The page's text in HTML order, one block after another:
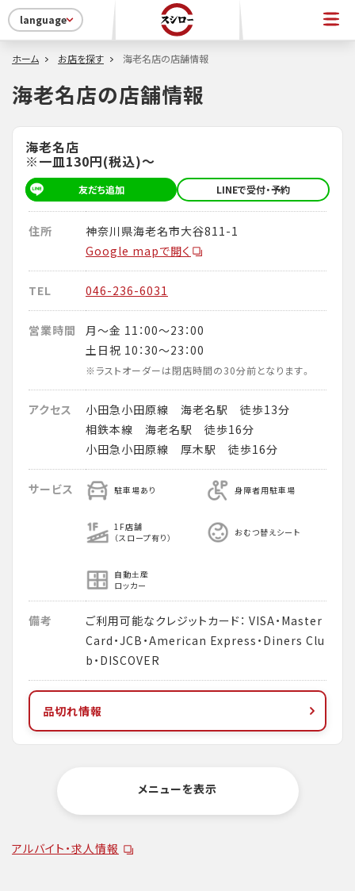
language
ホーム お店を探す 海老名店の店舗情報
海老名店の店舗情報
海老名店
※一皿130円(税込)～
友だち追加 LINEで受付・予約
住所
神奈川県海老名市大谷811-1
Google mapで開く
TEL 046-236-6031
営業時間
月～金 11：00～23：00
土日祝 10：30～23：00
※ラストオーダーは閉店時間の30分前となります。
アクセス
小田急小田原線 海老名駅 徒歩13分
相鉄本線 海老名駅 徒歩16分
小田急小田原線 厚木駅 徒歩16分
サービス 駐車場あり 身障者用駐車場
1F店舗
（スロープ有り）
おむつ替えシート
自動土産
ロッカー
備考
ご利用可能なクレジットカード： VISA・Master
Card・JCB・American Express・Diners Clu
b・DISCOVER
品切れ情報
メニューを表示
アルバイト・求人情報